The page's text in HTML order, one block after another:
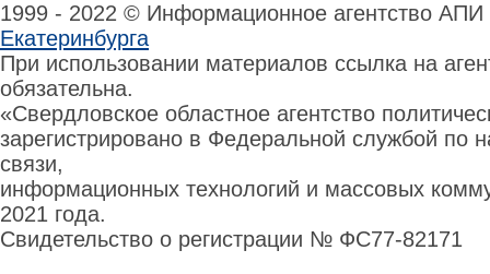
1999 - 2022 © Информационное агентство
Екатеринбурга
При использовании материалов ссылка на
обязательна.
«Свердловское областное агентство
зарегистрировано в Федеральной службой по
связи,
информационных технологий и массовых
2021 года.
Свидетельство о регистрации № ФС77-82171